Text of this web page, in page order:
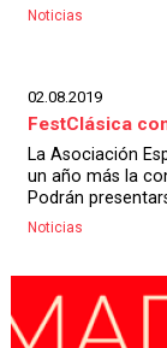
Noticias
02.08.2019
FestClásica
La Asociación
un año más la
Podrán
Noticias